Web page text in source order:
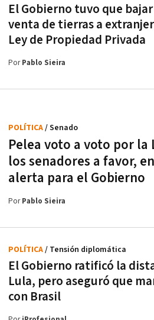
El Gobierno tuvo que
venta de tierras a
Ley de Propiedad Privada
PorPablo Sieira
Pelea voto a voto por la
los senadores a favor,
alerta para el Gobierno
POLÍTICA/ Senado
PorPablo Sieira
El Gobierno ratificó la
Lula, pero aseguró que
con Brasil
POLÍTICA/ Tensión diplomática